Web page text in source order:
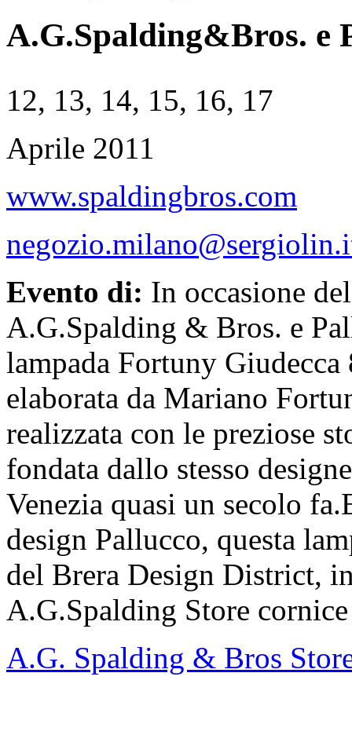
A.G.Spalding&Bros. e
12, 13, 14, 15, 16, 17
Aprile 2011
www.spaldingbros.com
Evento di: In occasione
A.G.Spalding & Bros. e
lampada Fortuny Giudecca
elaborata da Mariano
realizzata con le preziose
fondata dallo stesso
Venezia quasi un secolo fa.
design Pallucco, questa
del Brera Design District,
A.G.Spalding Store
A.G. Spalding & Bros